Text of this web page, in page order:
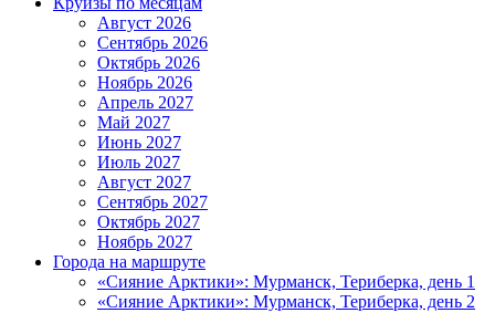
Август 2026
Сентябрь 2026
Октябрь 2026
Ноябрь 2026
Апрель 2027
Май 2027
Июнь 2027
Июль 2027
Август 2027
Сентябрь 2027
Октябрь 2027
Ноябрь 2027
Города на маршруте
«Сияние Арктики»: Мурманск, Териберка, день 1
«Сияние Арктики»: Мурманск, Териберка, день 2